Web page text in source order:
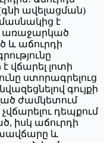
ավելացման)
է
առաջարկած
և աճուրդի
լոտի
ստորագրելուց
գույքի
ժամկետում
դեպքում
իսկ աճուրդի
և